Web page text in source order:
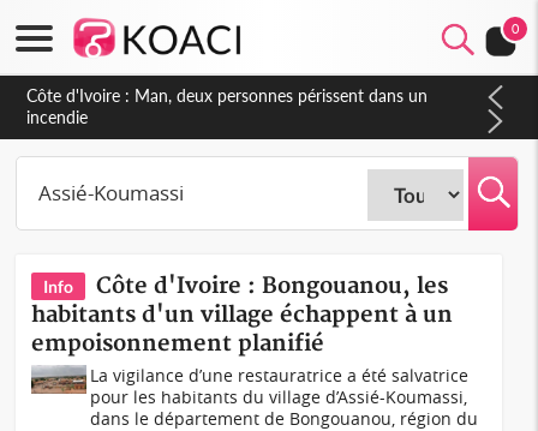
0
Côte d'Ivoire : Man, deux personnes périssent dans un
incendie
Info
Côte d'Ivoire : Bongouanou, les
habitants d'un village échappent à un
empoisonnement planifié
La vigilance d’une restauratrice a été salvatrice
pour les habitants du village d’Assié-Koumassi,
dans le département de Bongouanou, région du